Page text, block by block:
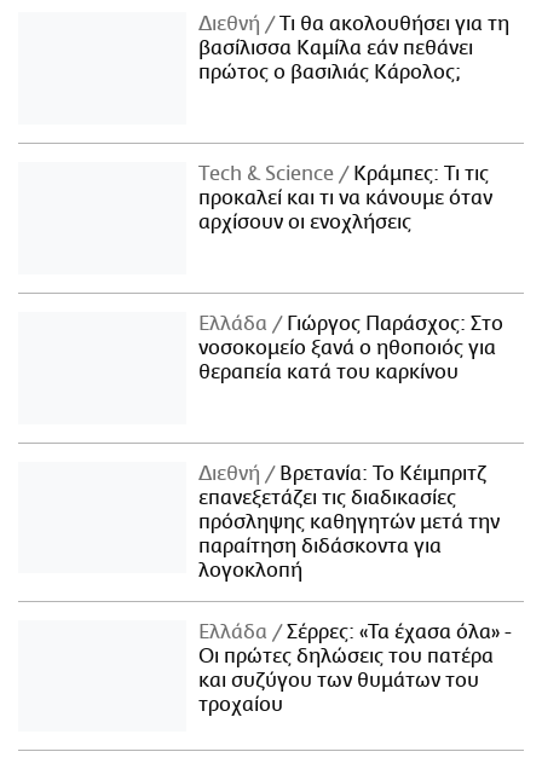
Διεθνή
Τι θα ακολουθήσει για τη
βασίλισσα Καμίλα εάν πεθάνει
πρώτος ο βασιλιάς Κάρολος;
Τech & Science
Κράμπες: Τι τις
προκαλεί και τι να κάνουμε όταν
αρχίσουν οι ενοχλήσεις
Ελλάδα
Γιώργος Παράσχος: Στο
νοσοκομείο ξανά ο ηθοποιός για
θεραπεία κατά του καρκίνου
Διεθνή
Βρετανία: Το Κέιμπριτζ
επανεξετάζει τις διαδικασίες
πρόσληψης καθηγητών μετά την
παραίτηση διδάσκοντα για
λογοκλοπή
Ελλάδα
Σέρρες: «Τα έχασα όλα» -
Οι πρώτες δηλώσεις του πατέρα
και συζύγου των θυμάτων του
τροχαίου